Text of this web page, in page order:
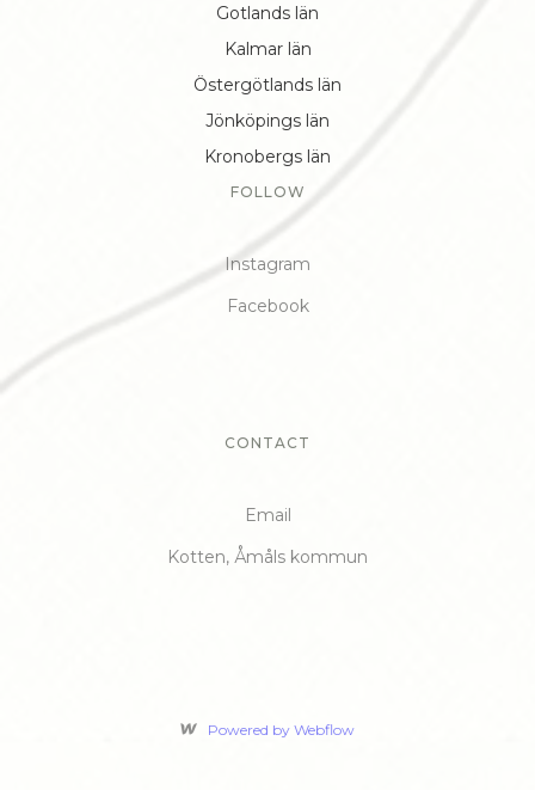
Gotlands län
Kalmar län
Östergötlands län
Jönköpings län
Kronobergs län
FOLLOW
Instagram
Facebook
CONTACT
Email
Kotten, Åmåls kommun
Powered by Webflow